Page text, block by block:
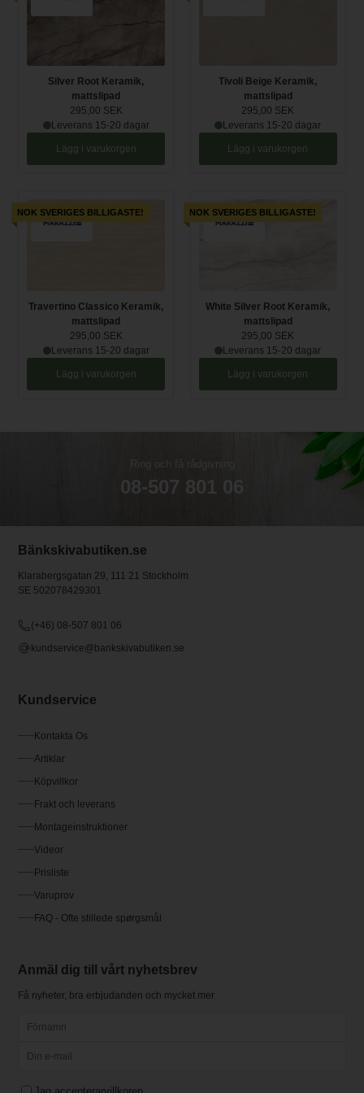
Silver Root Keramik,
mattslipad
295,00 SEK
Leverans 15-20 dagar
Lägg i varukorgen
Tivoli Beige Keramik,
mattslipad
295,00 SEK
Leverans 15-20 dagar
Lägg i varukorgen
Travertino Classico Keramik,
mattslipad
295,00 SEK
Leverans 15-20 dagar
Lägg i varukorgen
NOK SVERIGES BILLIGASTE!
White Silver Root Keramik,
mattslipad
295,00 SEK
Leverans 15-20 dagar
Lägg i varukorgen
NOK SVERIGES BILLIGASTE!
Ring och få rådgivning
08-507 801 06
Bänkskivabutiken.se
Klarabergsgatan 29, 111 21 Stockholm
SE 502078429301
(+46) 08-507 801 06
kundservice@bankskivabutiken.se
Kundservice
Kontakta Os
Artiklar
Köpvillkor
Frakt och leverans
Montageinstruktioner
Videor
Prisliste
Varuprov
FAQ - Ofte stillede spørgsmål
Anmäl dig till vårt nyhetsbrev
Få nyheter, bra erbjudanden och mycket mer